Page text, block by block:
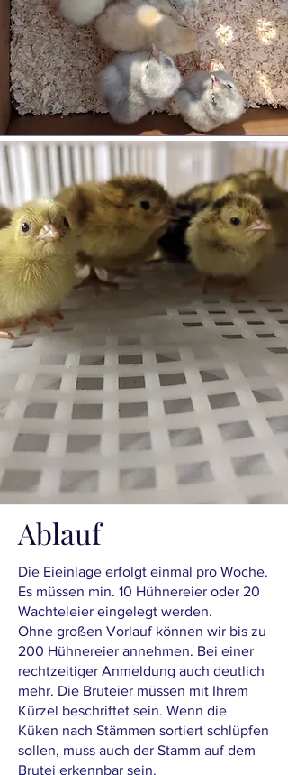
Ablauf
Die Eieinlage erfolgt einmal pro Woche.
Es müssen min. 10 Hühnereier oder 20
Wachteleier eingelegt werden.
Ohne großen Vorlauf können wir bis zu
200 Hühnereier annehmen. Bei einer
rechtzeitiger Anmeldung auch deutlich
mehr. Die Bruteier müssen mit Ihrem
Kürzel beschriftet sein. Wenn die
Küken nach Stämmen sortiert schlüpfen
sollen, muss auch der Stamm auf dem
Brutei erkennbar sein.